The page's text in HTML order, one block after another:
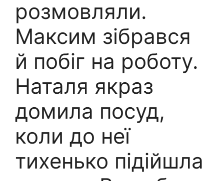
розмовляли.
Максим зібрався
й побіг на роботу.
Наталя якраз
домила посуд,
коли до неї
тихенько підійшла